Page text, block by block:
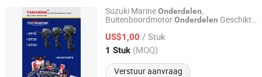
Spiegelschoon Maritieme
Reserveonderdelen
Bootaccessoires voor
Boot, Jacht, Zeilboot en
Vissersvaartuig
Kabelgeleider Boot
Maritieme Fairlead Boog
Hardware Visserij
Vaartuig Maritieme
Onderdelen
spiegelgepolijst,
Suzuki MarineOnderdelen,
BuitenboordmotorOnderdelen Geschikt
Buitenboordmotor
US$1,00 / Stuk
1 Stuk (MOQ)
Verstuur aanvraag
WUXI YAMARINE ENGINE CO.,LTD
Jiangsu, China Sinds 2025